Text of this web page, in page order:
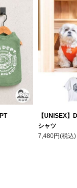
【UNISEX】
シャツ
7,480円(税込)